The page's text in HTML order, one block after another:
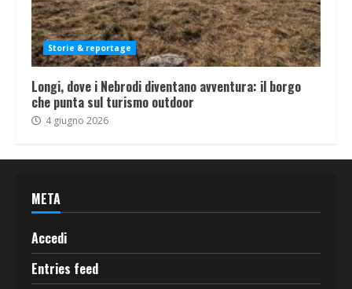
Storie & reportage
Longi, dove i Nebrodi diventano avventura: il borgo
che punta sul turismo outdoor
4 giugno 2026
META
Accedi
Entries feed